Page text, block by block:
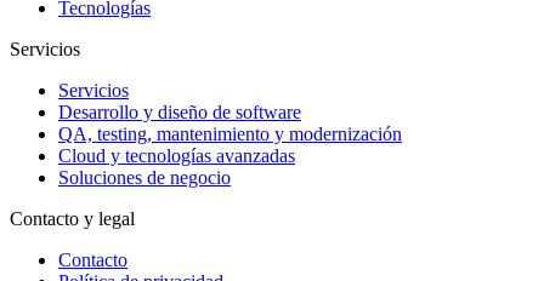
Tecnologías
Servicios
Servicios
Desarrollo y diseño de software
QA, testing, mantenimiento y modernización
Cloud y tecnologías avanzadas
Soluciones de negocio
Contacto y legal
Contacto